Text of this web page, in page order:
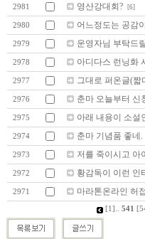
2981 영산강대회? [6]
2980 어느정도는 공감이
2979 운영자님 부탁드
2978 아디다스 런닝화
2977 그대로 퍼온글(짧
2976 춘마 오늘부터 신
2975 아래 내용이 소설
2974 춘마 기념품 좋네.
2973 저를 죽이시고 아
2972 황감독이 이런 인
2971 마라톤온라인 허
[1] 541